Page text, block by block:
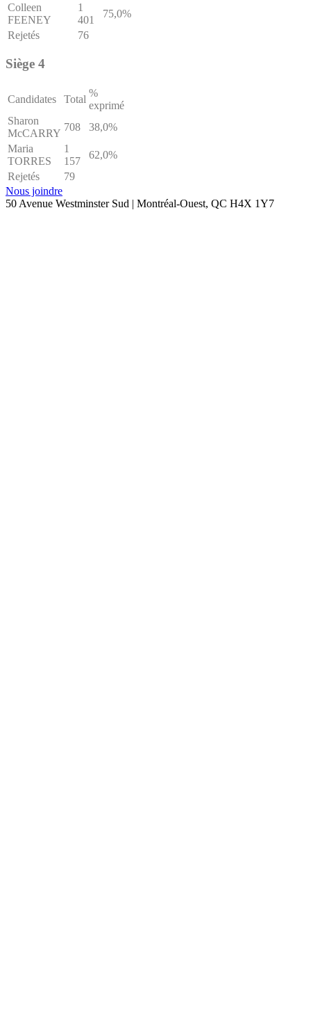
Colleen
FEENEY
1
401
75,0%
Rejetés
76
Siège 4
Candidates Total
%
exprimé
Sharon
McCARRY
708
38,0%
Maria
TORRES
1
157
62,0%
Rejetés
79
Nous joindre
50 Avenue Westminster Sud | Montréal-Ouest, QC H4X 1Y7